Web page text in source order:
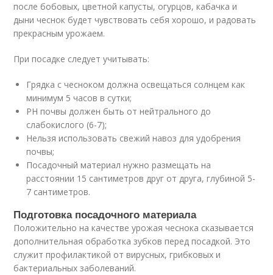
после бобовых, цветной капусты, огурцов, кабачка и
дыни чеснок будет чувствовать себя хорошо, и радовать
прекрасным урожаем.
При посадке следует учитывать:
Грядка с чесноком должна освещаться солнцем как
минимум 5 часов в сутки;
РН почвы должен быть от нейтрального до
слабокислого (6-7);
Нельзя использовать свежий навоз для удобрения
почвы;
Посадочный материал нужно размещать на
расстоянии 15 сантиметров друг от друга, глубиной 5-
7 сантиметров.
Подготовка посадочного материала
Положительно на качестве урожая чеснока сказывается
дополнительная обработка зубков перед посадкой. Это
служит профилактикой от вирусных, грибковых и
бактериальных заболеваний.